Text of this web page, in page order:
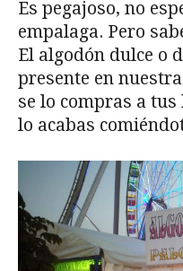
Es pegajoso, no
empalaga. Pero
El algodón dulce o
presente en
se lo compras a
lo acabas